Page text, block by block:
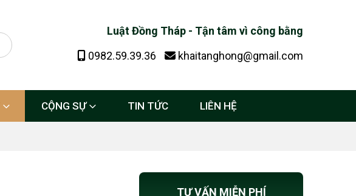
Luật Đồng Tháp - Tận tâm vì công bằng
0982.59.39.36
khaitanghong@gmail.com
CỘNG SỰ TIN TỨC LIÊN HỆ
TƯ VẤN MIỄN PHÍ